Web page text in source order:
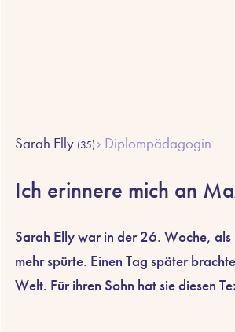
Sarah Elly (35) Diplompädagogin
Ich erinnere mich an
Sarah Elly war in der 26. Woche,
mehr spürte. Einen Tag später
Welt. Für ihren Sohn hat sie diesen